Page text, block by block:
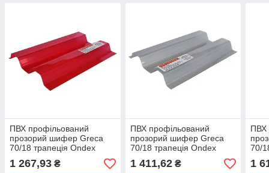
ПВХ профільований
прозорий шифер Greca
70/18 трапеція Ondex
Ecolux 0.8 x 1095 x 2500
мм червоний
1 267,93 ₴
ПВХ профільований
прозорий шифер Greca
70/18 трапеція Ondex
Ecolux 0.8 x 1095 x 2500
мм опал
1 411,62₴
ПВХ
70/
мм
1